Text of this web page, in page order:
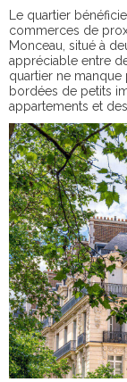
Le quartier
commerces de
Monceau, situé à
appréciable entre
quartier ne
bordées de petits
appartements et